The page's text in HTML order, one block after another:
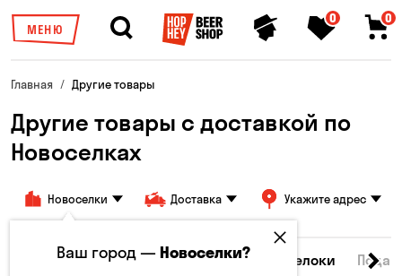
МЕНЮ
0 0
Главная Другие товары
Другие товары c доставкой по
Новоселках
Новоселки Доставка Укажите адрес
Все товары Бокалы и кружки Брелоки
Ваш город —Новоселки?